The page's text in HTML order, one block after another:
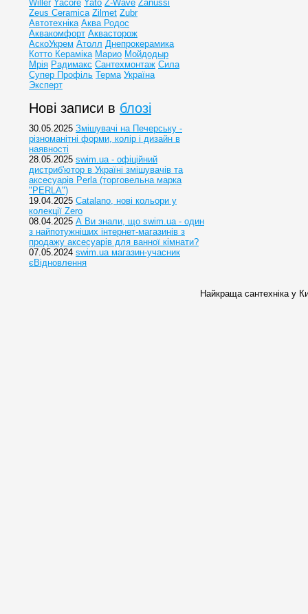
Willer Yacore Yato Z-Wave Zanussi
Zeus Ceramica Zilmet Zubr
Автотехніка Аква Родос
Аквакомфорт Аквасторож
АскоУкрем Атолл Днепрокерамика
Котто Кераміка Марио Мойдодыр
Мрія Радимакс Сантехмонтаж Сила
Супер Профіль Терма Україна
Эксперт
Нові записи в блозі
30.05.2025 Змішувачі на Печерську -
різноманітні форми, колір і дизайн в
наявності
28.05.2025 swim.ua - офіційний
дистриб'ютор в Україні змішувачів та
аксесуарів Perla (торговельна марка
"PERLA")
19.04.2025 Catalano, нові кольори у
колекції Zero
08.04.2025 А Ви знали, що swim.ua - один
з найпотужніших інтернет-магазинів з
продажу аксесуарів для ванної кімнати?
07.05.2024 swim.ua магазин-учасник
єВідновлення
Найкраща сантехніка у